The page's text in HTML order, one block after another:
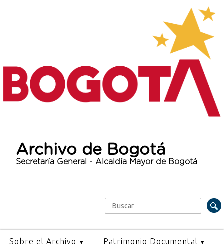
Archivo de Bogotá
Secretaría General - Alcaldía Mayor de Bogotá
Formulario de búsqueda
Buscar
Sobre el Archivo Patrimonio Documental